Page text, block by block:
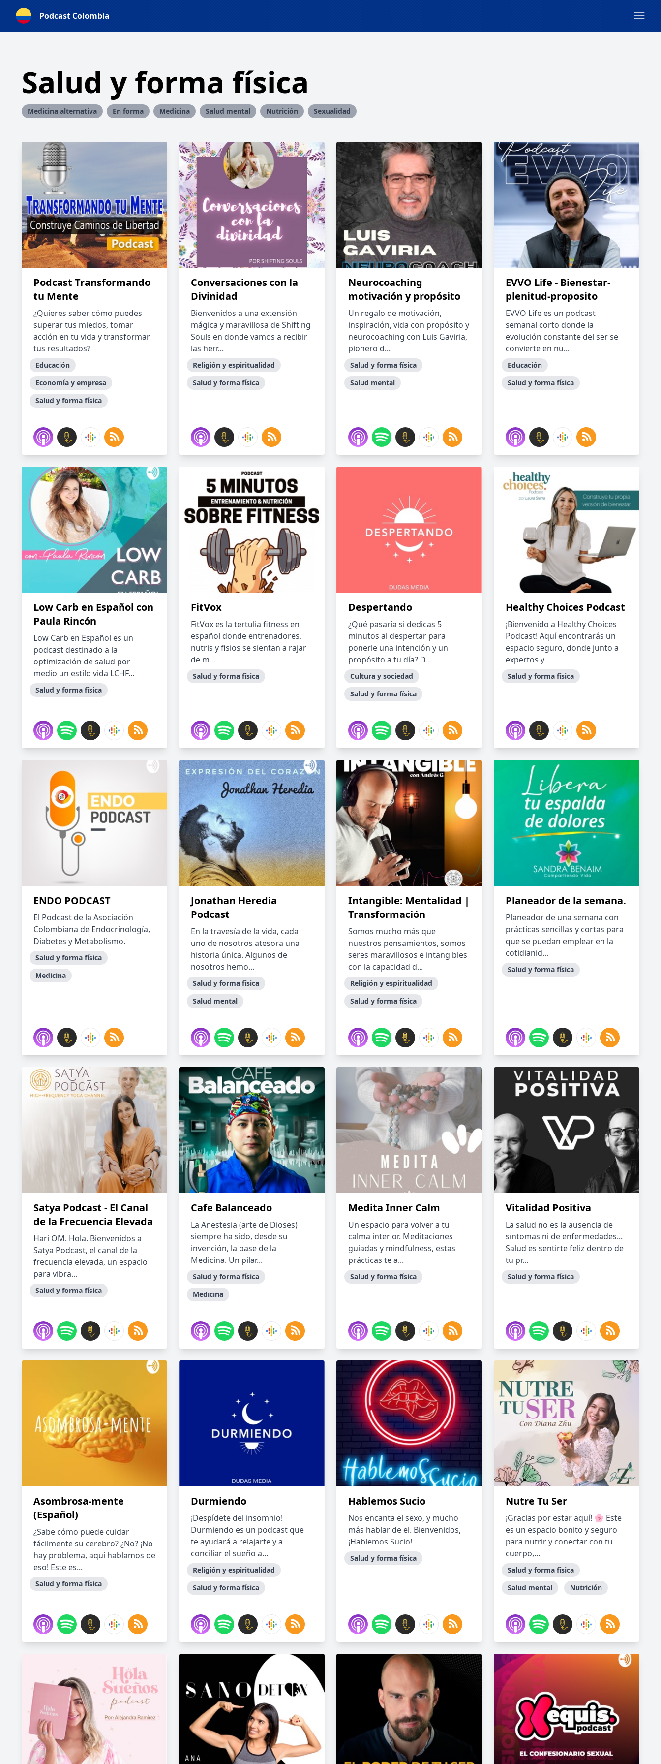
Podcast Colombia
Salud y forma física
Medicina alternativa En forma Medicina Salud mental Nutrición Sexualidad
Podcast Transformando
tu Mente
¿Quieres saber cómo puedes
superar tus miedos, tomar
acción en tu vida y transformar
tus resultados?
Educación
Economía y empresa
Salud y forma física
Conversaciones con la
Divinidad
Bienvenidos a una extensión
mágica y maravillosa de Shifting
Souls en donde vamos a recibir
las herr...
Religión y espiritualidad
Salud y forma física
Neurocoaching
motivación y propósito
Un regalo de motivación,
inspiración, vida con propósito y
neurocoaching con Luis Gaviria,
pionero d...
Salud y forma física
Salud mental
EVVO Life - Bienestar-
plenitud-proposito
EVVO Life es un podcast
semanal corto donde la
evolución constante del ser se
convierte en nu...
Educación
Salud y forma física
Low Carb en Español con
Paula Rincón
Low Carb en Español es un
podcast destinado a la
optimización de salud por
medio un estilo vida LCHF...
Salud y forma física
FitVox
FitVox es la tertulia fitness en
español donde entrenadores,
nutris y fisios se sientan a rajar
de m...
Salud y forma física
Despertando
¿Qué pasaría si dedicas 5
minutos al despertar para
ponerle una intención y un
propósito a tu día? D...
Cultura y sociedad
Salud y forma física
Healthy Choices Podcast
¡Bienvenido a Healthy Choices
Podcast! Aquí encontrarás un
espacio seguro, donde junto a
expertos y...
Salud y forma física
ENDO PODCAST
El Podcast de la Asociación
Colombiana de Endocrinología,
Diabetes y Metabolismo.
Salud y forma física
Medicina
Jonathan Heredia
Podcast
En la travesía de la vida, cada
uno de nosotros atesora una
historia única. Algunos de
nosotros hemo...
Salud y forma física
Salud mental
Intangible: Mentalidad |
Transformación
Somos mucho más que
nuestros pensamientos, somos
seres maravillosos e intangibles
con la capacidad d...
Religión y espiritualidad
Salud y forma física
Planeador de la semana.
Planeador de una semana con
prácticas sencillas y cortas para
que se puedan emplear en la
cotidianid...
Salud y forma física
Satya Podcast - El Canal
de la Frecuencia Elevada
Hari OM. Hola. Bienvenidos a
Satya Podcast, el canal de la
frecuencia elevada, un espacio
para vibra...
Salud y forma física
Cafe Balanceado
La Anestesia (arte de Dioses)
siempre ha sido, desde su
invención, la base de la
Medicina. Un pilar...
Salud y forma física
Medicina
Medita Inner Calm
Un espacio para volver a tu
calma interior. Meditaciones
guiadas y mindfulness, estas
prácticas te a...
Salud y forma física
Vitalidad Positiva
La salud no es la ausencia de
síntomas ni de enfermedades...
Salud es sentirte feliz dentro de
tu pr...
Salud y forma física
Asombrosa-mente
(Español)
¿Sabe cómo puede cuidar
fácilmente su cerebro? ¿No? ¡No
hay problema, aquí hablamos de
eso! Este es...
Salud y forma física
Durmiendo
¡Despídete del insomnio!
Durmiendo es un podcast que
te ayudará a relajarte y a
conciliar el sueño a...
Religión y espiritualidad
Salud y forma física
Hablemos Sucio
Nos encanta el sexo, y mucho
más hablar de el. Bienvenidos,
¡Hablemos Sucio!
Salud y forma física
Nutre Tu Ser
¡Gracias por estar aquí! 🌸 Este
es un espacio bonito y seguro
para nutrir y conectar con tu
cuerpo,...
Salud y forma física
Salud mental
Nutrición